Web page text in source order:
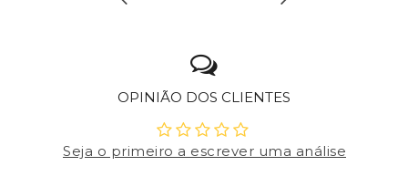
OPINIÃO DOS CLIENTES
Seja o primeiro a escrever uma análise